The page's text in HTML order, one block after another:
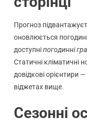
Прогноз
оновлюється
доступніпогодинні
Статичні кліматичні
довідкові орієнтири
віджетах вище.
Сезонні